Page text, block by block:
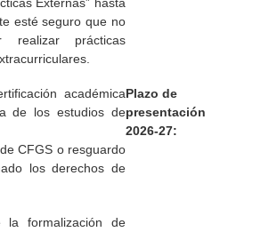
Externas” hasta
esté seguro que no
prácticas
académica
de los estudios de
CFGS o resguardo
los derechos de
Plazo de
presentación
2026-27:
formalización de